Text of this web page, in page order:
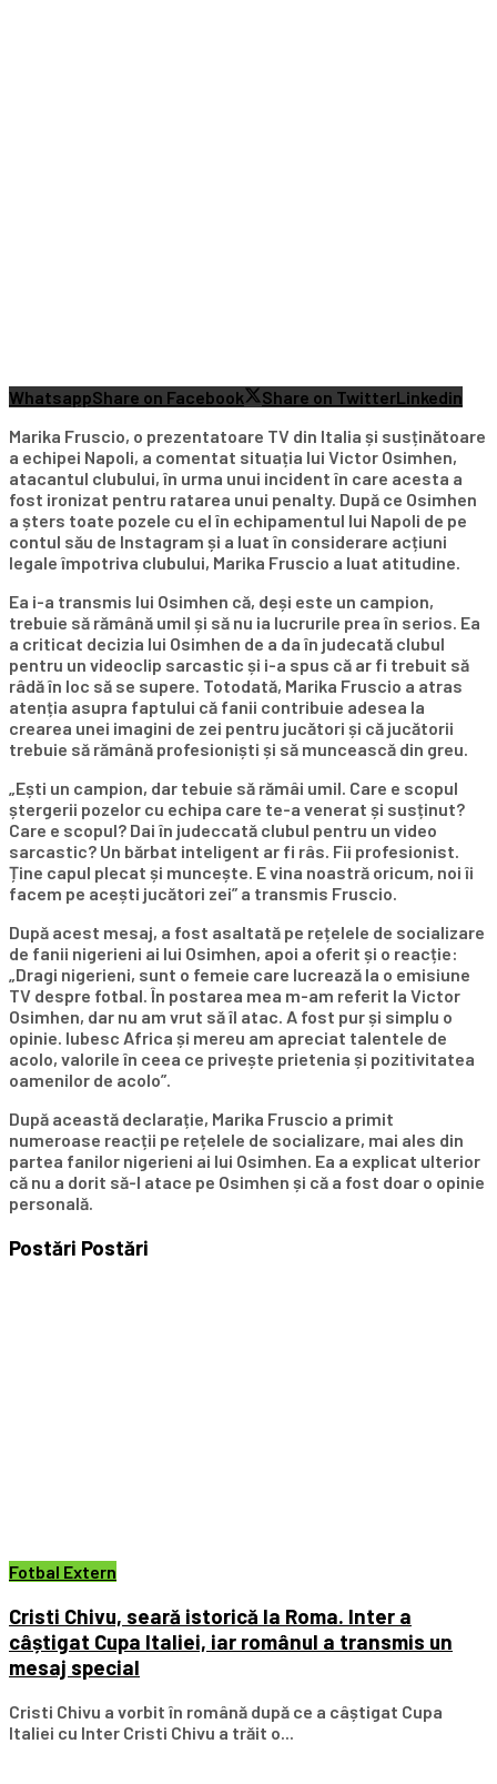
WhatsappShare on Facebook Share on TwitterLinkedin
Marika Fruscio, o prezentatoare TV din Italia și susținătoare
a echipei Napoli, a comentat situația lui Victor Osimhen,
atacantul clubului, în urma unui incident în care acesta a
fost ironizat pentru ratarea unui penalty. După ce Osimhen
a șters toate pozele cu el în echipamentul lui Napoli de pe
contul său de Instagram și a luat în considerare acțiuni
legale împotriva clubului, Marika Fruscio a luat atitudine.
Ea i-a transmis lui Osimhen că, deși este un campion,
trebuie să rămână umil și să nu ia lucrurile prea în serios. Ea
a criticat decizia lui Osimhen de a da în judecată clubul
pentru un videoclip sarcastic și i-a spus că ar fi trebuit să
râdă în loc să se supere. Totodată, Marika Fruscio a atras
atenția asupra faptului că fanii contribuie adesea la
crearea unei imagini de zei pentru jucători și că jucătorii
trebuie să rămână profesioniști și să muncească din greu.
„Ești un campion, dar tebuie să rămâi umil. Care e scopul
ștergerii pozelor cu echipa care te-a venerat și susținut?
Care e scopul? Dai în judeccată clubul pentru un video
sarcastic? Un bărbat inteligent ar fi râs. Fii profesionist.
Ține capul plecat și muncește. E vina noastră oricum, noi îi
facem pe acești jucători zei” a transmis Fruscio.
După acest mesaj, a fost asaltată pe rețelele de socializare
de fanii nigerieni ai lui Osimhen, apoi a oferit și o reacție:
„Dragi nigerieni, sunt o femeie care lucrează la o emisiune
TV despre fotbal. În postarea mea m-am referit la Victor
Osimhen, dar nu am vrut să îl atac. A fost pur și simplu o
opinie. Iubesc Africa și mereu am apreciat talentele de
acolo, valorile în ceea ce privește prietenia și pozitivitatea
oamenilor de acolo”.
După această declarație, Marika Fruscio a primit
numeroase reacții pe rețelele de socializare, mai ales din
partea fanilor nigerieni ai lui Osimhen. Ea a explicat ulterior
că nu a dorit să-l atace pe Osimhen și că a fost doar o opinie
personală.
Postări Postări
Fotbal Extern
Cristi Chivu, seară istorică la Roma. Inter a
câștigat Cupa Italiei, iar românul a transmis un
mesaj special
Cristi Chivu a vorbit în română după ce a câștigat Cupa
Italiei cu Inter Cristi Chivu a trăit o...